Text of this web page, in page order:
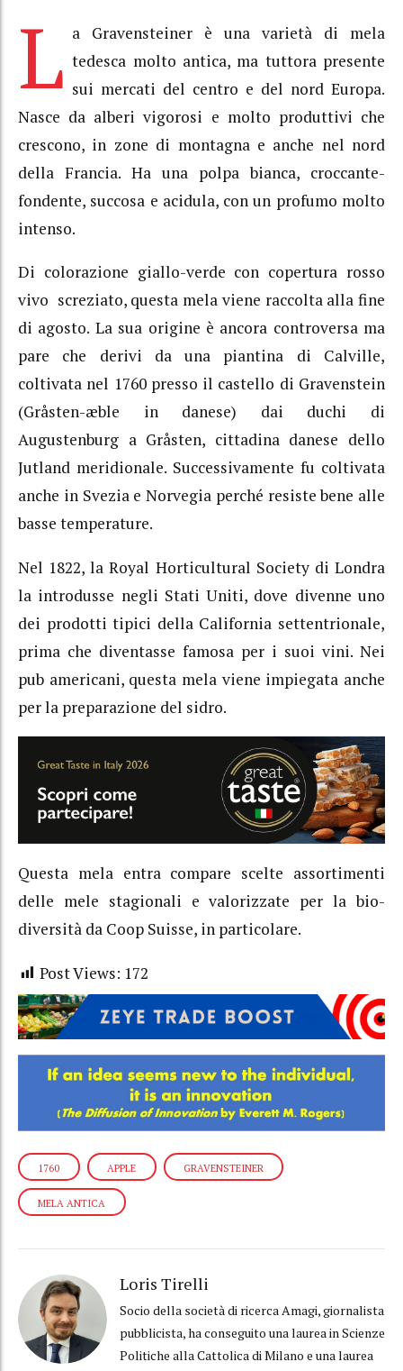
L a Gravensteiner è una varietà di mela
tedesca molto antica, ma tuttora presente
sui mercati del centro e del nord Europa.
Nasce da alberi vigorosi e molto produttivi che
crescono, in zone di montagna e anche nel nord
della Francia. Ha una polpa bianca, croccante-
fondente, succosa e acidula, con un profumo molto
intenso.
Di colorazione giallo-verde con copertura rosso
vivo screziato, questa mela viene raccolta alla fine
di agosto. La sua origine è ancora controversa ma
pare che derivi da una piantina di Calville,
coltivata nel 1760 presso il castello di Gravenstein
(Gråsten-æble in danese) dai duchi di
Augustenburg a Gråsten, cittadina danese dello
Jutland meridionale. Successivamente fu coltivata
anche in Svezia e Norvegia perché resiste bene alle
basse temperature.
Nel 1822, la Royal Horticultural Society di Londra
la introdusse negli Stati Uniti, dove divenne uno
dei prodotti tipici della California settentrionale,
prima che diventasse famosa per i suoi vini. Nei
pub americani, questa mela viene impiegata anche
per la preparazione del sidro.
Questa mela entra compare scelte assortimenti
delle mele stagionali e valorizzate per la bio-
diversità da Coop Suisse, in particolare.
Post Views: 172
1760 APPLE GRAVENSTEINER
MELA ANTICA
Loris Tirelli
Socio della società di ricerca Amagi, giornalista
pubblicista, ha conseguito una laurea in Scienze
Politiche alla Cattolica di Milano e una laurea